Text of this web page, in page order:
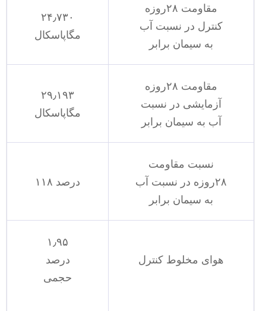
۲۴٫۷۳۰
مگاپاسکال
مقاومت ۲۸روزه
کنترل در نسبت آب
به سیمان برابر
۲۹٫۱۹۳
مگاپاسکال
مقاومت ۲۸روزه
آزمایشی در نسبت
آب به سیمان برابر
۱۱۸ درصد
نسبت مقاومت
۲۸روزه در نسبت آب
به سیمان برابر
۱٫۹۵
درصد
حجمی
هوای مخلوط کنترل